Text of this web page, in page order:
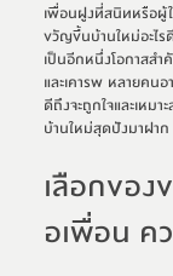
เพื่อนฝูงที่สนิทหรือผู้
ขวัญขึ้นบ้านใหม่อะไ
เป็นอีกหนึ่งโอกาสส
และเคารพ หลายคนอ
ดีถึงจะถูกใจและเหมา
บ้านใหม่สุดปังมาฝาก
เลือกขอ
อเพื่อน ค